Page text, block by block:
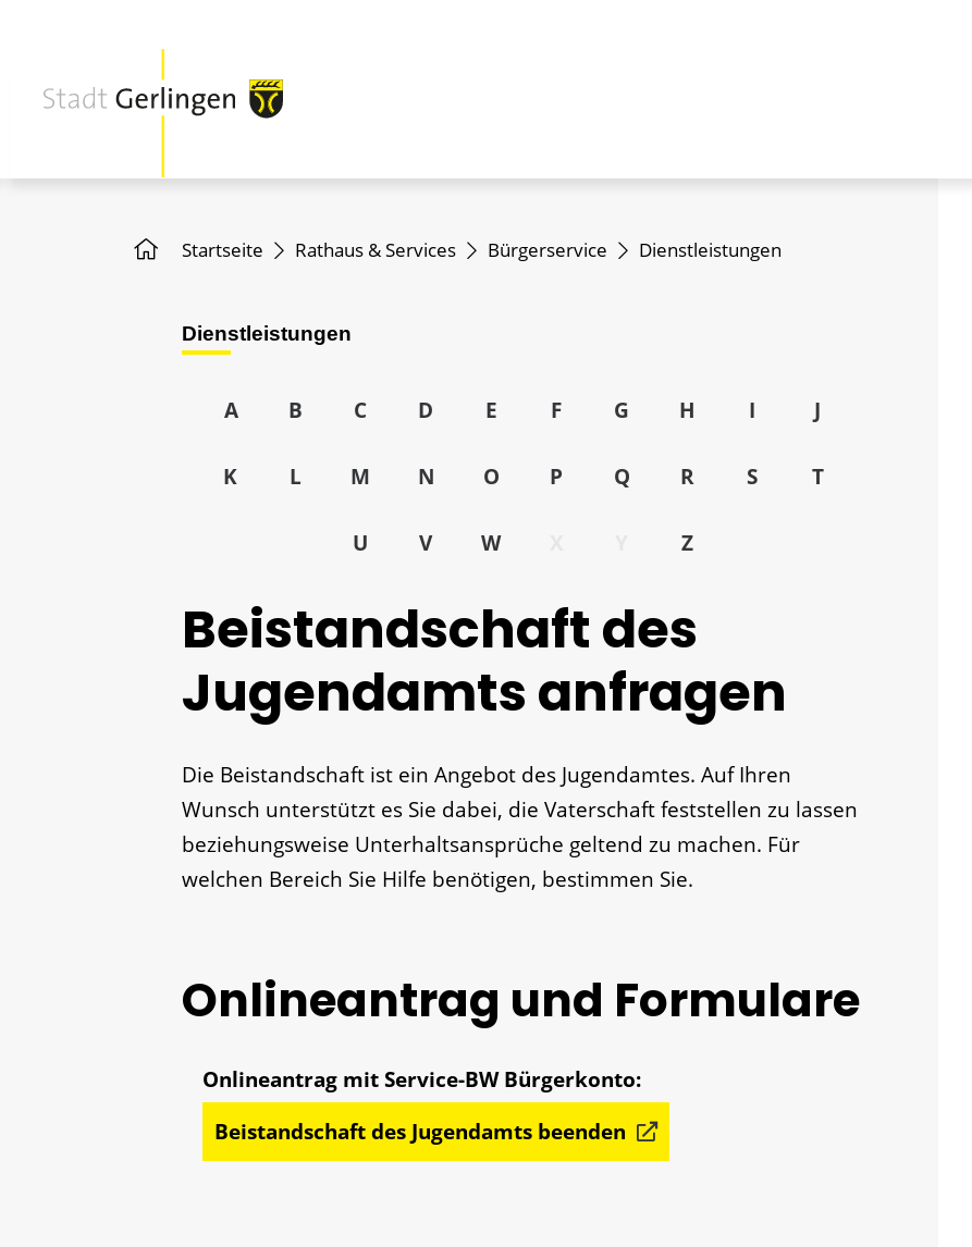
Startseite Rathaus & Services Bürgerservice Dienstleistungen
Dienstleistungen
A B C D E F G H I J
K L M N O P Q R S T
U V W Z
Beistandschaft des
Jugendamts anfragen
Die Beistandschaft ist ein Angebot des Jugendamtes. Auf Ihren
Wunsch unterstützt es Sie dabei, die Vaterschaft feststellen zu lassen
beziehungsweise Unterhaltsansprüche geltend zu machen. Für
welchen Bereich Sie Hilfe benötigen, bestimmen Sie.
Onlineantrag und Formulare
Beistandschaft des Jugendamts beenden